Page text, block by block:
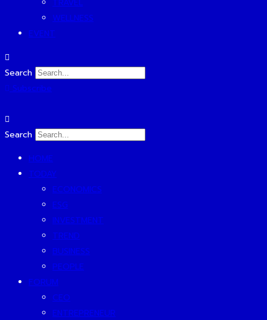
TRAVEL
WELLNESS
EVENT
Search
Subscribe
Search
HOME
TODAY
ECONOMICS
ESG
INVESTMENT
TREND
BUSINESS
PEOPLE
FORUM
CEO
ENTREPRENEUR